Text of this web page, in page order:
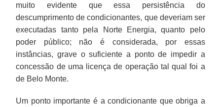
muito evidente que essa persistência do
descumprimento de condicionantes, que deveriam ser
executadas tanto pela Norte Energia, quanto pelo
poder público; não é considerada, por essas
instâncias, grave o suficiente a ponto de impedir a
concessão de uma licença de operação tal qual foi a
de Belo Monte.
Um ponto importante é a condicionante que obriga a